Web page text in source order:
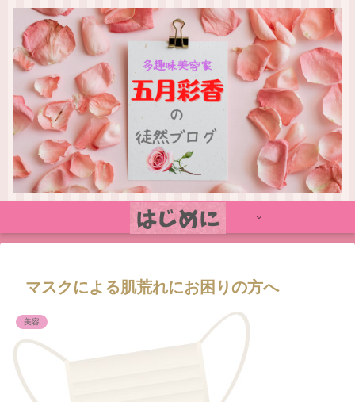
マスクによる肌荒れにお困りの方へ
美容